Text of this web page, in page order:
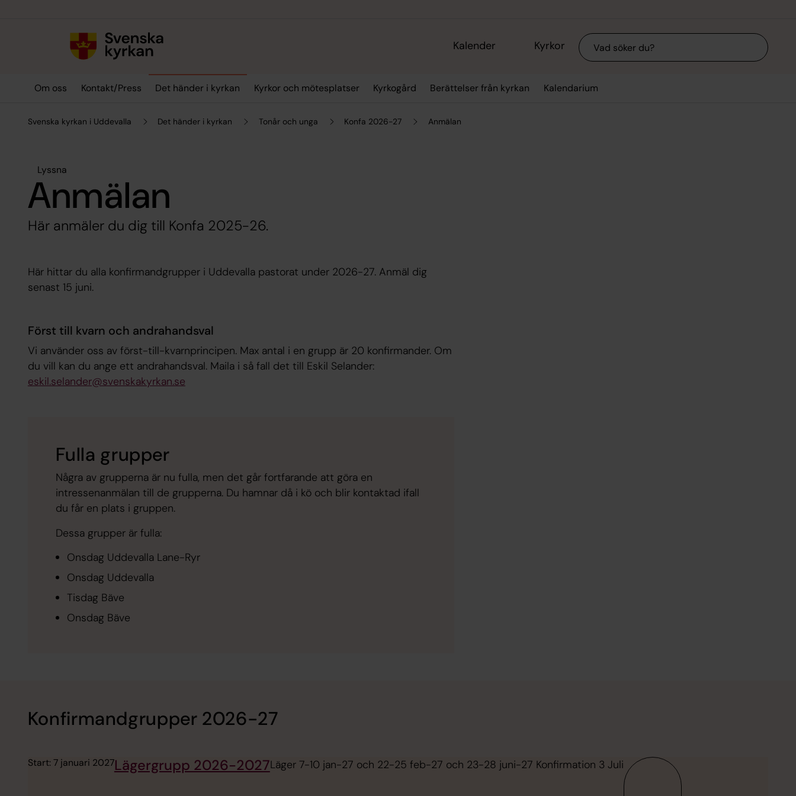
Kalender Kyrkor Sök
Om oss Kontakt/Press Det händer i kyrkan Kyrkor och mötesplatser Kyrkogård Berättelser från kyrkan Kalendarium
Svenska kyrkan i Uddevalla Det händer i kyrkan Tonår och unga Konfa 2026-27 Anmälan
Lyssna
Anmälan
Här anmäler du dig till Konfa 2025-26.
Här hittar du alla konfirmandgrupper i Uddevalla pastorat under 2026-27. Anmäl dig
senast 15 juni.
Först till kvarn och andrahandsval
Vi använder oss av först-till-kvarnprincipen. Max antal i en grupp är 20 konfirmander. Om
du vill kan du ange ett andrahandsval. Maila i så fall det till Eskil Selander:
eskil.selander@svenskakyrkan.se
Fulla grupper
Några av grupperna är nu fulla, men det går fortfarande att göra en
intressenanmälan till de grupperna. Du hamnar då i kö och blir kontaktad ifall
du får en plats i gruppen.
Dessa grupper är fulla:
Onsdag Uddevalla Lane-Ryr
Onsdag Uddevalla
Tisdag Bäve
Onsdag Bäve
Konfirmandgrupper 2026-27
Start: 7 januari 2027Lägergrupp 2026-2027Läger 7-10 jan-27 och 22-25 feb-27 och 23-28 juni-27 Konfirmation 3 Juli